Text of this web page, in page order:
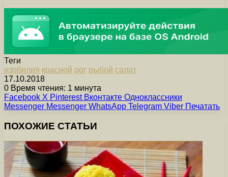
Теги
изобилия красной рог рыбой салат
17.10.2018
0 Время чтения: 1 минута
Facebook X Pinterest Вконтакте Одноклассники
Messenger Messenger WhatsApp Telegram Viber Печатать
ПОХОЖИЕ СТАТЬИ